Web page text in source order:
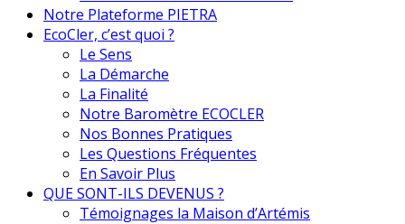
Notre Plateforme PIETRA
EcoCler, c’est quoi ?
Le Sens
La Démarche
La Finalité
Notre Baromètre ECOCLER
Nos Bonnes Pratiques
Les Questions Fréquentes
En Savoir Plus
QUE SONT-ILS DEVENUS ?
Témoignages la Maison d’Artémis